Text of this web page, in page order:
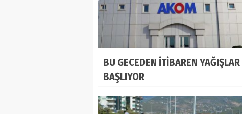
BU GECEDEN İTİBAREN YAĞIŞLAR
BAŞLIYOR